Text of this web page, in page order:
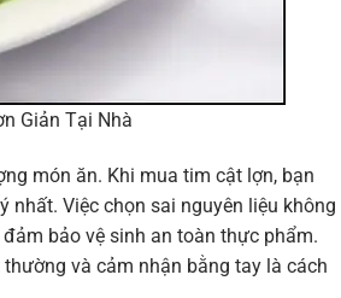
Giản Tại Nhà
món ăn. Khi mua tim cật lợn, bạn
Việc chọn sai nguyên liệu không
bảo vệ sinh an toàn thực phẩm.
và cảm nhận bằng tay là cách